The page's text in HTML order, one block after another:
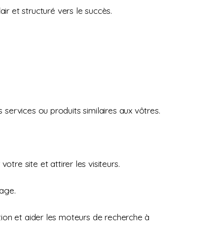
et structuré vers le succès.
ou produits similaires aux vôtres.
site et attirer les visiteurs.
et aider les moteurs de recherche à